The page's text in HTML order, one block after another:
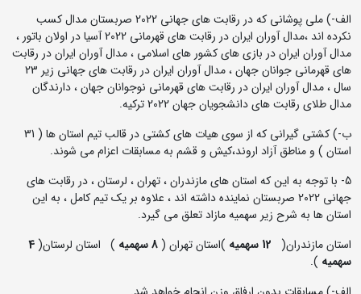
الف-) ملی پوشانی که در رقابت های جهانی 2022 صربستان مدال کسب
نکرده اند ،مدال آوران ایران در رقابت های قهرمانی 2022 آسیا در اولان باتور ،
مدال آوران ایران در بازی های کشور های اسلامی ، مدال آوران ایران در رقابت
های قهرمانی جوانان جهان ، مدال آوران ایران در رقابت های جهانی زیر 23
سال ، مدال آوران ایران در رقابت های قهرمانی نوجوانان جهان ، دارندگان
مدال طلای رقابت های دانشجویان جهان 2022 ترکیه.
ب-) کشتی گیرانی که از سوی هیات های کشتی در قالب تیم استان ها ( 31
استان ) و مناطق آزاد اروند،کیش و قشم به مسابقات اعزام می شوند.
5- با توجه به این که استان های مازندران ، تهران ، لرستان ، در رقابت های
جهانی 2022 صربستان نماینده داشته اند ، علاوه بر یک تیم کامل ، به این
استان ها به شرح زیر سهمیه مازاد تعلق می گیرد.
استان مازندران( 12 سهمیه )استان تهران ( 8 سهمیه ) استان لرستان( 4
سهمیه ).